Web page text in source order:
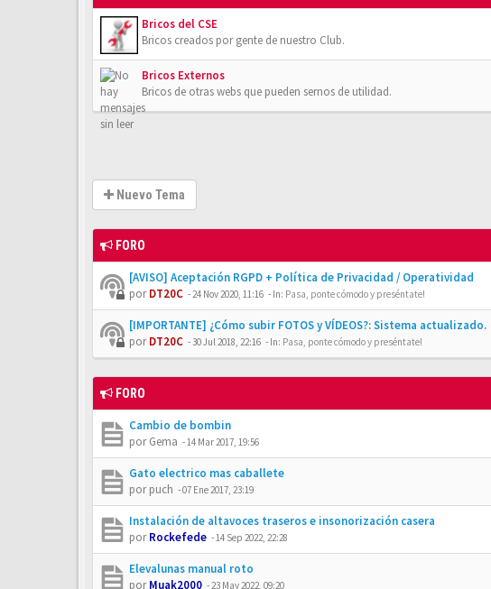
Bricos del CSE
Bricos creados por gente de nuestro Club.
Bricos Externos
Bricos de otras webs que pueden sernos de utilidad.
Nuevo Tema
FORO
[AVISO] Aceptación RGPD + Política de Privacidad / Operatividad
porDT20C -24 Nov 2020, 11:16 - In: Pasa, ponte cómodo y preséntate!
[IMPORTANTE] ¿Cómo subir FOTOS y VÍDEOS?: Sistema actualizado.
porDT20C - 30 Jul 2018, 22:16 - In: Pasa, ponte cómodo y preséntate!
FORO
Cambio de bombin
porGema -14 Mar 2017, 19:56
Gato electrico mas caballete
porpuch -07 Ene 2017, 23:19
Instalación de altavoces traseros e insonorización casera
porRockefede -14 Sep 2022, 22:28
Elevalunas manual roto
porMuak2000 -23 May 2022, 09:20